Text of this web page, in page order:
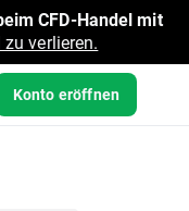
CFD-Handel mit
verlieren.
Konto eröffnen